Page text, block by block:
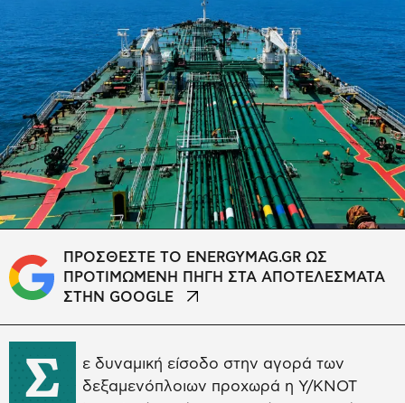
ΠΡΟΣΘΕΣΤΕ ΤΟ ENERGYMAG.GR ΩΣ
ΠΡΟΤΙΜΩΜΕΝΗ ΠΗΓΗ ΣΤΑ ΑΠΟΤΕΛΕΣΜΑΤΑ
ΣΤΗΝ GOOGLE
Σ
ε δυναμική είσοδο στην αγορά των
δεξαμενόπλοιων προχωρά η Y/KNOT